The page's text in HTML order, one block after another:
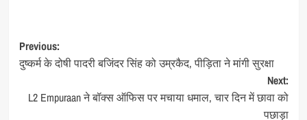
Post
navigation
Previous:
दुष्कर्म के दोषी पादरी बजिंदर सिंह को उम्रकैद, पीड़िता ने मांगी सुरक्षा
Next:
L2 Empuraan ने बॉक्स ऑफिस पर मचाया धमाल, चार दिन में छावा को
पछाड़ा